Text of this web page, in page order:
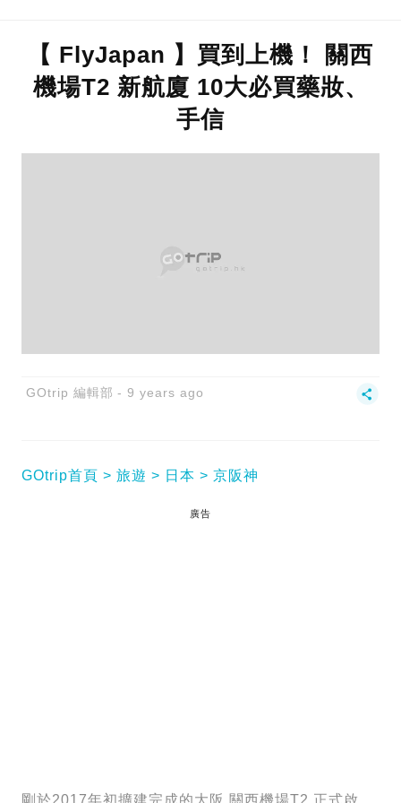
【 FlyJapan 】買到上機！ 關西
機場T2 新航廈 10大必買藥妝、
手信
GOtrip 編輯部 9 years ago
GOtrip首頁 旅遊 日本 京阪神
廣告